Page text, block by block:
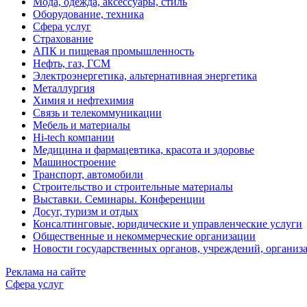
Оборудование, техника
Сфера услуг
Страхование
АПК и пищевая промышленность
Нефть, газ, ГСМ
Электроэнергетика, альтернативная энергетика
Металлургия
Химия и нефтехимия
Связь и телекоммуникации
Мебель и материалы
Hi-tech компании
Медицина и фармацевтика, красота и здоровье
Машиностроение
Транспорт, автомобили
Строительство и строительные материалы
Выставки. Семинары. Конференции
Досуг, туризм и отдых
Консалтинговые, юридические и управленческие услуги
Общественные и некоммерческие организации
Новости государственных органов, учреждений,
Реклама на сайте
Сфера услуг